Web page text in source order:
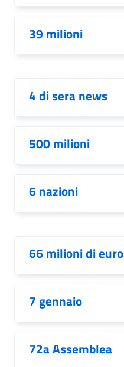
39 milioni
4 di sera news
500 milioni
6 nazioni
66 milioni di euro
7 gennaio
72a Assemblea